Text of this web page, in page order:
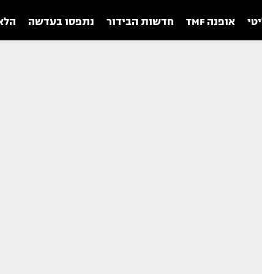
אופנה TMF חדשות הבידור נתפסו בעדשה